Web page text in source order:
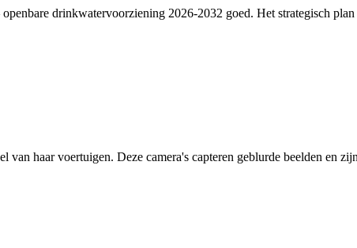
drinkwatervoorziening 2026-2032 goed. Het strategisch
haar voertuigen. Deze camera's capteren geblurde beelden en